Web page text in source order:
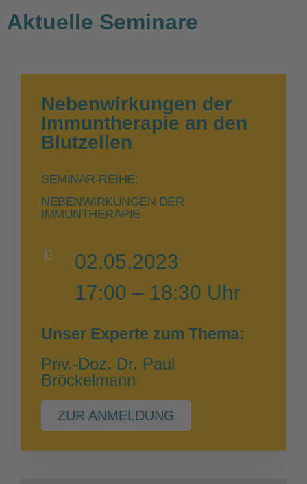
Aktuelle Seminare
Nebenwirkungen der
Immuntherapie an den
Blutzellen
SEMINAR-REIHE:
NEBENWIRKUNGEN DER
IMMUNTHERAPIE
02.05.2023
17:00 – 18:30 Uhr
Unser Experte zum Thema:
Priv.-Doz. Dr. Paul
Bröckelmann
ZUR ANMELDUNG